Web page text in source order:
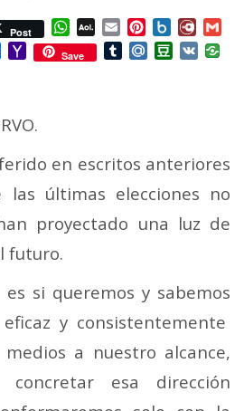
Post WhatsApp
AOL
Mail
EmailPinterest
Box.net
Outlook.com
YahooSave TumblrMail.RuDouban
VK
en escritos anteriores
las últimas elecciones no
proyectado una luz de
futuro.
si queremos y sabemos
y consistentemente
a nuestro alcance,
esa dirección